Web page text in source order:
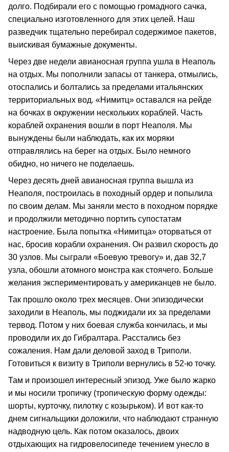
долго. Подбирали его с помощью громадного сачка,
специально изготовленного для этих целей. Наш
разведчик тщательно перебирал содержимое пакетов,
выискивая бумажные документы.
Через две недели авианосная группа ушла в Неаполь
на отдых. Мы пополнили запасы от танкера, отмылись,
отоспались и болтались за пределами итальянских
территориальных вод. «Нимитц» оставался на рейде
на бочках в окружении нескольких кораблей. Часть
кораблей охранения вошли в порт Неаполя. Мы
вынуждены были наблюдать, как их моряки
отправлялись на берег на отдых. Было немного
обидно, но ничего не поделаешь.
Через десять дней авианосная группа вышла из
Неаполя, построилась в походный ордер и попылила
по своим делам. Мы заняли место в походном порядке
и продолжили методично портить супостатам
настроение. Была попытка «Нимитца» оторваться от
нас, бросив корабли охранения. Он развил скорость до
30 узлов. Мы сыграли «Боевую тревогу» и, дав 32,7
узла, обошли атомного монстра как стоячего. Больше
желания экспериментировать у американцев не было.
Так прошло около трех месяцев. Они эпизодически
заходили в Неаполь, мы поджидали их за пределами
тервод. Потом у них боевая служба кончилась, и мы
проводили их до Гибралтара. Расстались без
сожаления. Нам дали деловой заход в Триполи.
Готовиться к визиту в Триполи вернулись в 52-ю точку.
Там и произошел интересный эпизод. Уже было жарко
и мы носили тропичку (тропическую форму одежды:
шорты, курточку, пилотку с козырьком). И вот как-то
днем сигнальщики доложили, что наблюдают странную
надводную цель. Как потом оказалось, двоих
отдыхающих на гидровелосипеде течением унесло в